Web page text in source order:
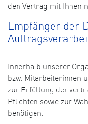
den Vertrag mit Ihnen
Empfänger der
Innerhalb unserer
bzw. Mitarbeiterinnen
zur Erfüllung der
Pflichten sowie zur
benötigen.